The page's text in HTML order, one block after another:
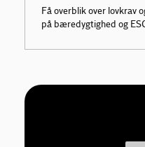
Få overblik over lovkrav
på bæredygtighed og